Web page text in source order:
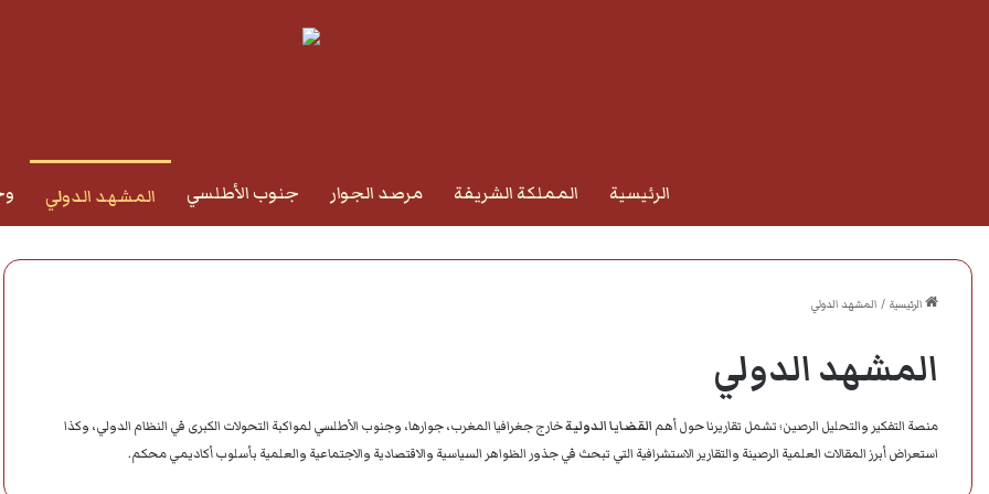
الرئيسية المملكة الشريفة مرصد الجوار جنوب الأطلسي المشهد الدولي
الرئيسية / المشهد الدولي
المشهد الدولي
منصة التفكير والتحليل الرصين؛ تشمل تقاريرنا حول أهم القضايا الدوليةخارج جغرافيا المغرب، جوارها، وجنوب الأطلسي لمواكبة التحولات الكبرى في النظام الدولي، وكذا
استعراض أبرز المقالات العلمية الرصينة والتقارير الاستشرافية التي تبحث في جذور الظواهر السياسية والاقتصادية والاجتماعية والعلمية بأسلوب أكاديمي محكم.